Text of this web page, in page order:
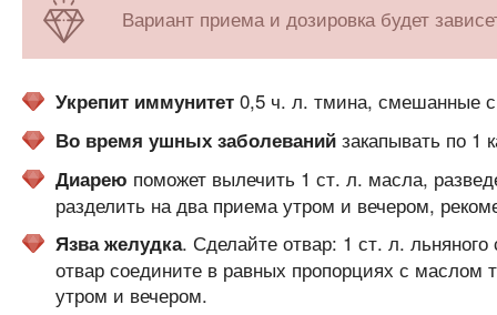
Вариант приема и дозировка будет
Укрепит иммунитет 0,5 ч. л. тмина, смешанные
Во время ушных заболеваний закапывать по 1
Диарею поможет вылечить 1 ст. л. масла,
разделить на два приема утром и вечером,
Язва желудка. Сделайте отвар: 1 ст. л. льняного
отвар соедините в равных пропорциях с
утром и вечером.